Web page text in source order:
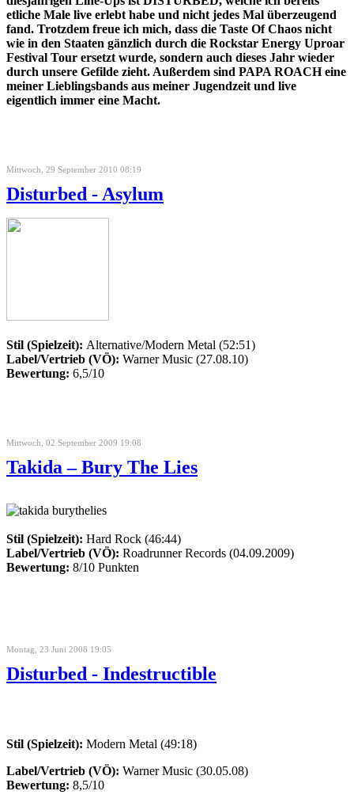
etliche Male live erlebt habe und nicht jedes Mal überzeugend
fand. Trotzdem freue ich mich, dass die Taste Of Chaos nicht
wie in den Staaten gänzlich durch die Rockstar Energy Uproar
Festival Tour ersetzt wurde, sondern auch dieses Jahr wieder
durch unsere Gefilde zieht. Außerdem sind PAPA ROACH eine
meiner Lieblingsbands aus meiner Jugendzeit und live
eigentlich immer eine Macht.
Mittwoch, 29 September 2010 08:19
Disturbed - Asylum
Stil (Spielzeit): Alternative/Modern Metal (52:51)
Label/Vertrieb (VÖ): Warner Music (27.08.10)
Bewertung: 6,5/10
Mittwoch, 02 September 2009 19:08
Takida – Bury The Lies
Stil (Spielzeit): Hard Rock (46:44)
Label/Vertrieb (VÖ): Roadrunner Records (04.09.2009)
Bewertung: 8/10 Punkten
Montag, 23 Juni 2008 19:05
Disturbed - Indestructible
Stil (Spielzeit): Modern Metal (49:18)
Label/Vertrieb (VÖ): Warner Music (30.05.08)
Bewertung: 8,5/10